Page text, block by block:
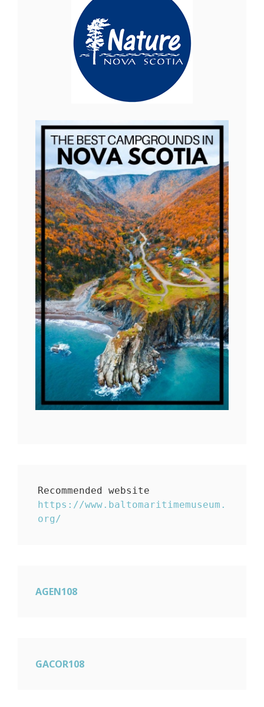
https://www.baltomaritimemuseum.
org/
AGEN108
GACOR108